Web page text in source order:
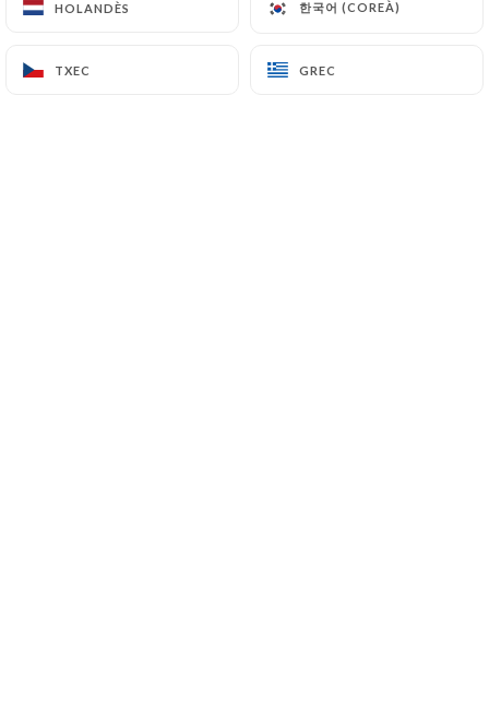
HOLANDÈS 한국어 (COREÀ)
TXEC GREC
HOLANDÈS 한국어 (COREÀ)
TXEC GREC